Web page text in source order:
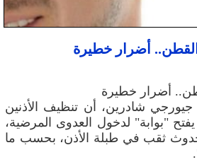
القطن.. أضرار خطيرة
أضرار خطيرة
شادرين، أن تنظيف الأذنين
"بوابة" لدخول العدوى المرضية،
ثقب في طبلة الأذن، بحسب ما